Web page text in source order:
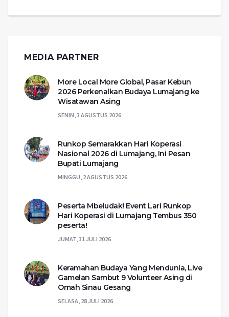
MEDIA PARTNER
More Local More Global, Pasar Kebun
2026 Perkenalkan Budaya Lumajang ke
Wisatawan Asing
SENIN, 3 AGUSTUS 2026
Runkop Semarakkan Hari Koperasi
Nasional 2026 di Lumajang, Ini Pesan
Bupati Lumajang
MINGGU, 2 AGUSTUS 2026
Peserta Mbeludak! Event Lari Runkop
Hari Koperasi di Lumajang Tembus 350
peserta!
JUMAT, 31 JULI 2026
Keramahan Budaya Yang Mendunia, Live
Gamelan Sambut 9 Volunteer Asing di
Omah Sinau Gesang
SELASA, 28 JULI 2026